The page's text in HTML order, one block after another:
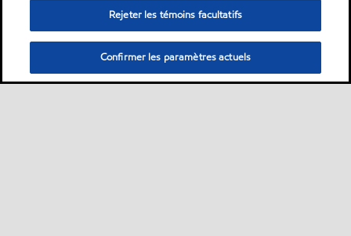
Rejeter les témoins facultatifs
Confirmer les paramètres actuels